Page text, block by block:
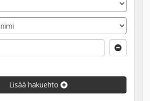
Lisää hakuehto